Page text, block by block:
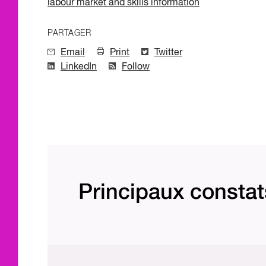
labour market and skills information
PARTAGER
Email Print
Twitter
LinkedIn
Follow
Principaux